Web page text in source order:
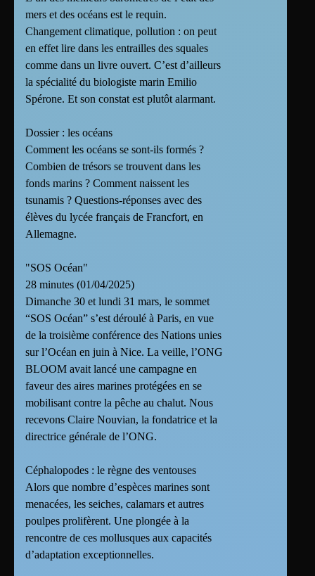
mers et des océans est le requin.
Changement climatique, pollution : on peut
en effet lire dans les entrailles des squales
comme dans un livre ouvert. C’est d’ailleurs
la spécialité du biologiste marin Emilio
Spérone. Et son constat est plutôt alarmant.
Dossier : les océans
Comment les océans se sont-ils formés ?
Combien de trésors se trouvent dans les
fonds marins ? Comment naissent les
tsunamis ? Questions-réponses avec des
élèves du lycée français de Francfort, en
Allemagne.
"SOS Océan"
28 minutes (01/04/2025)
Dimanche 30 et lundi 31 mars, le sommet
“SOS Océan” s’est déroulé à Paris, en vue
de la troisième conférence des Nations unies
sur l’Océan en juin à Nice. La veille, l’ONG
BLOOM avait lancé une campagne en
faveur des aires marines protégées en se
mobilisant contre la pêche au chalut. Nous
recevons Claire Nouvian, la fondatrice et la
directrice générale de l’ONG.
Céphalopodes : le règne des ventouses
Alors que nombre d’espèces marines sont
menacées, les seiches, calamars et autres
poulpes prolifèrent. Une plongée à la
rencontre de ces mollusques aux capacités
d’adaptation exceptionnelles.